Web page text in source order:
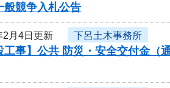
般競争入札公告
2月4日更新 下呂土木事務所
工事】公共 防災・安全交付金